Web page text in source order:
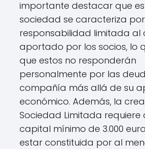
importante destacar que
sociedad se caracteriza
responsabilidad limitada al
aportado por los socios, lo
que estos no responderán
personalmente por las
compañía más allá de su
económico. Además, la
Sociedad Limitada requiere
capital mínimo de 3.000
estar constituida por al